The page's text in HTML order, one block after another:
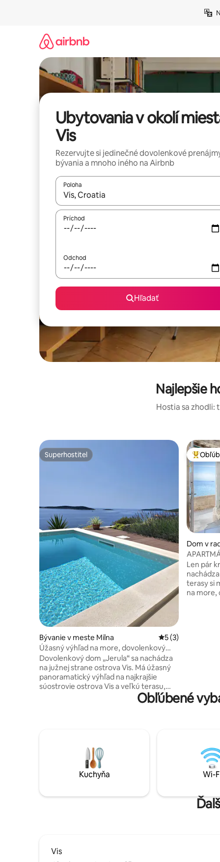
Ubytovania v okolí
Vis
Rezervujte si jedinečné dovolenkové
bývania a mnoho iného na Airbnb
Poloha
Keď budú výsledky k dispozícii, môžete si ich
Príchod
Odchod
Hľadať
Najlepšie
Hostia sa zhodli:
Superhostiteľ
Superhostiteľ
Bývanie v meste Milna Priemerné
5 (3)
Úžasný výhľad na more, dovolenkový
dom „Jerula 2“
Dovolenkový dom „Jerula“ sa nachádza
na južnej strane ostrova Vis. Má úžasný
panoramatický výhľad na najkrajšie
súostrovie ostrova Vis a veľkú terasu,
ktorá je vybavená bazénom, salónikom,
dovolenky. Dom pozostáva z 3 izieb, 2
kúpeľní a 1 toalety a otvoreného
kútom a kuchyňou.
Dom v
este
najlepšia
Len pár
terasy si
na more,
Obľúbené
Kuchyňa Wi-
Vis